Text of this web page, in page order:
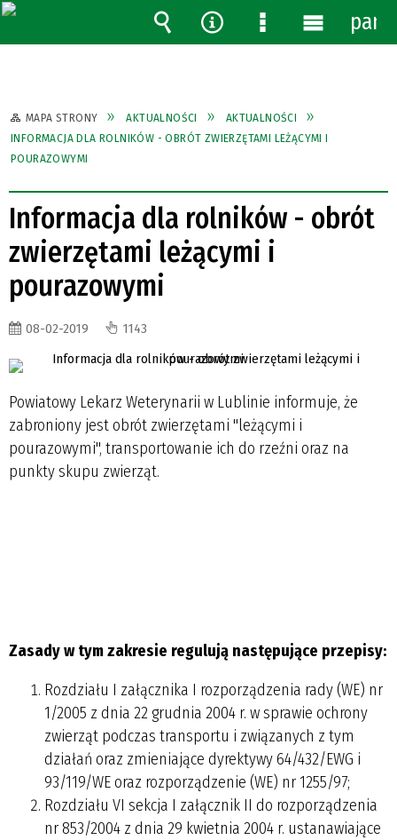
MAPA STRONY AKTUALNOŚCI
AKTUALNOŚCI
INFORMACJA DLA ROLNIKÓW - OBRÓT ZWIERZĘTAMI LEŻĄCYMI I
POURAZOWYMI
Informacja dla rolników - obrót
zwierzętami leżącymi i
pourazowymi
08-02-2019 1143
Powiatowy Lekarz Weterynarii w Lublinie informuje, że
zabroniony jest obrót zwierzętami "leżącymi i
pourazowymi", transportowanie ich do rzeźni oraz na
punkty skupu zwierząt.
Zasadywtymzakresie regulują następujące przepisy:
Rozdziału I załącznika I rozporządzenia rady (WE) nr
1/2005 z dnia 22 grudnia 2004 r. w sprawie ochrony
zwierząt podczas transportu i związanych z tym
działań oraz zmieniające dyrektywy 64/432/EWG i
93/119/WE oraz rozporządzenie (WE) nr 1255/97;
Rozdziału VI sekcja I załącznik II do rozporządzenia
nr 853/2004 z dnia 29 kwietnia 2004 r. ustanawiające
Wyszukiwarka
Narzędzia
MenuMenu